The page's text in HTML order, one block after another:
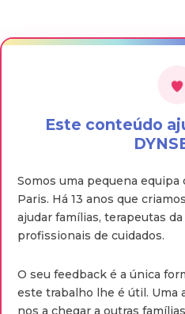
Este conteúdo
Somos uma pequena equipa
Paris. Há 13 anos que
ajudar famílias, terapeutas
profissionais de cuidados.
O seu feedback é a única
este trabalho lhe é útil. Uma
nos a chegar a outras